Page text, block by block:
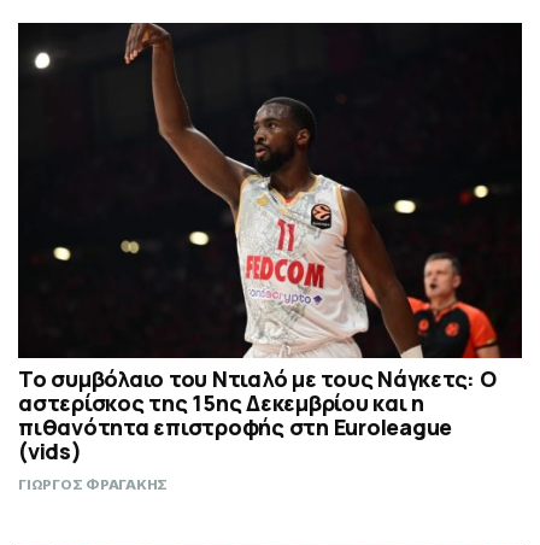
Το συμβόλαιο του Ντιαλό με τους Νάγκετς: Ο
αστερίσκος της 15ης Δεκεμβρίου και η
πιθανότητα επιστροφής στη Euroleague
(vids)
ΓΙΩΡΓΟΣ ΦΡΑΓΑΚΗΣ